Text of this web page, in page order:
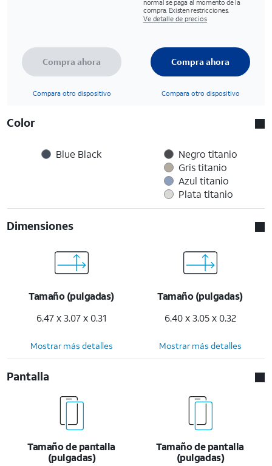
normal se paga al momento de la
compra. Existen restricciones.
Ve detalle de precios
Compra ahora
Compara otro dispositivo
Compra ahora
Compara otro dispositivo
Color
Blue Black
Negro titanio
Gris titanio
Azul titanio
Plata titanio
Dimensiones
Tamaño (pulgadas)
6.47 x 3.07 x 0.31
Tamaño (pulgadas)
6.40 x 3.05 x 0.32
Mostrar más detalles Mostrar más detalles
Pantalla
Tamaño de pantalla
(pulgadas)
Tamaño de pantalla
(pulgadas)